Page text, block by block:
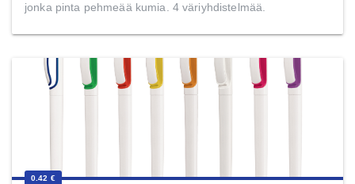
jonka pinta pehmeää kumia. 4 väriyhdistelmää.
0.42 €